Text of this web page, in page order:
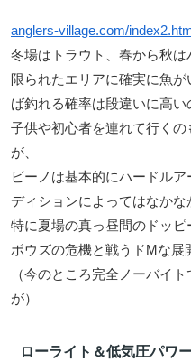
anglers-village.com/
冬場はトラウト、春から秋は
限られたエリアに確実に魚
ば釣れる確率は段違いに高い
子供や初心者を連れて行く
が、
ビーノは基本的にハードル
ディションによってはなかな
特に夏場の真っ昼間のドッ
ボウズの危機と戦うドMな展
（今のところ完全ノーバイ
が）
ローライト＆低気圧パワ